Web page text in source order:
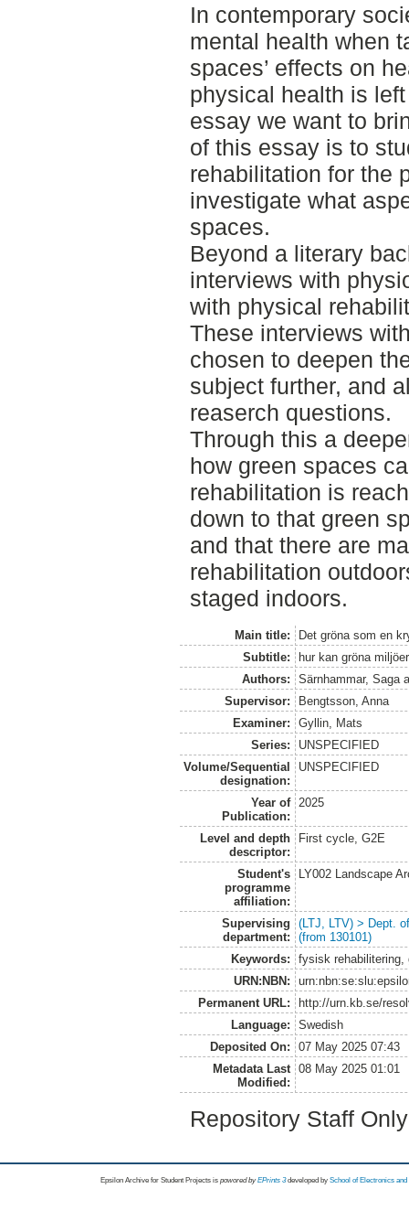
In contemporary
mental health when
spaces’ effects on
physical health is
essay we want to
of this essay is to
rehabilitation for the
investigate what
spaces.
Beyond a literary
interviews with
with physical
These interviews
chosen to deepen
subject further, and
reaserch questions.
Through this a
how green spaces
rehabilitation is
down to that green
and that there are
rehabilitation
staged indoors.
Main title:
Det gröna som en
Subtitle:
hur kan gröna
Authors:
Särnhammar, Saga
Supervisor:
Bengtsson, Anna
Examiner:
Gyllin, Mats
Series:
UNSPECIFIED
Volume/Sequential
designation:
UNSPECIFIED
Year of
Publication:
2025
Level and depth
descriptor:
First cycle, G2E
Student's
programme
affiliation:
LY002 Landscape
Supervising
department:
(LTJ, LTV) > Dept.
(from 130101)
Keywords:
fysisk rehabilitering,
URN:NBN:
Permanent URL:
http://urn.kb.se/
Language:
Swedish
Deposited On:
07 May 2025 07:43
Metadata Last
Modified:
08 May 2025 01:01
Repository Staff
Epsilon Archive for Student Projects is powored byEPrints 3 developed by School of Electronics